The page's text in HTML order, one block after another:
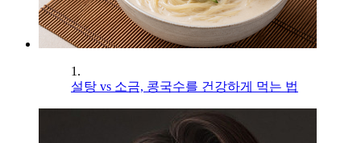
1.
설탕 vs 소금, 콩국수를 건강하게 먹는 법